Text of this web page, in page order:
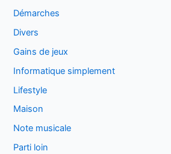
Démarches
Divers
Gains de jeux
Informatique simplement
Lifestyle
Maison
Note musicale
Parti loin